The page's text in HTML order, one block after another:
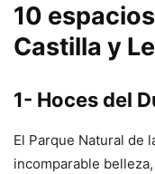
10
Castilla y
1- Hoces del
El Parque Natural de
incomparable